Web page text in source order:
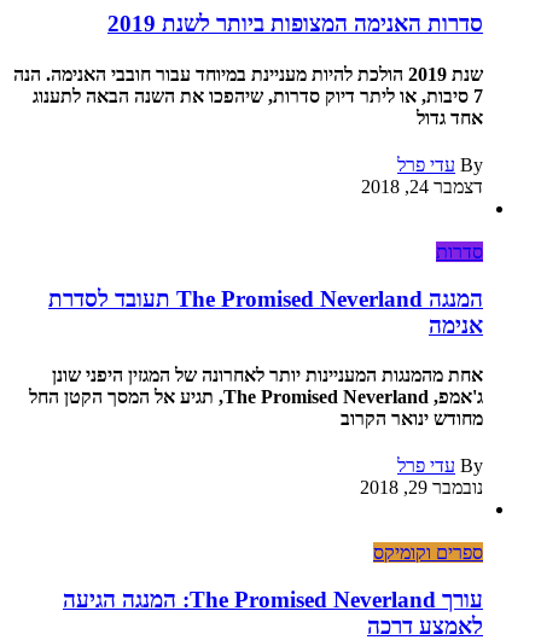
סדרות האנימה המצופות ביותר לשנת 2019
שנת 2019 הולכת להיות מעניינת במיוחד עבור חובבי האנימה. הנה
7 סיבות, או ליתר דיוק סדרות, שיהפכו את השנה הבאה לתענוג
אחד גדול
By עדי פרל
דצמבר 24, 2018
סדרות
המנגה The Promised Neverland תעובד לסדרת
אנימה
אחת מהמנגות המעניינות יותר לאחרונה של המגזין היפני שונן
ג'אמפ, The Promised Neverland, תגיע אל המסך הקטן החל
מחודש ינואר הקרוב
By עדי פרל
נובמבר 29, 2018
ספרים וקומיקס
עורך The Promised Neverland: המנגה הגיעה
לאמצע דרכה